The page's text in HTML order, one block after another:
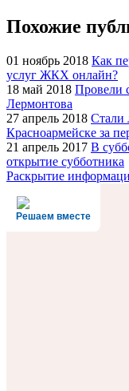
Похожие
01 ноябрь 2018 Как
услуг ЖКХ онлайн?
18 май 2018 Провели
Лермонтова
27 апрель 2018 Стали
Красноармейске за
21 апрель 2017 В
открытие субботника
Раскрытие
Решаем вместе